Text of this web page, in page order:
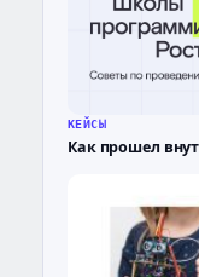
КЕЙСЫ
Как прошел